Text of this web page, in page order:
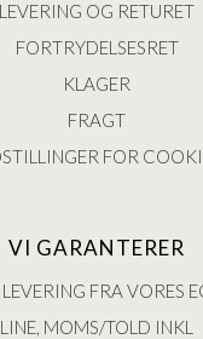
LEVERING OG RETURET
FORTRYDELSESRET
KLAGER
FRAGT
FOR
VI GARANTERER
FRA VORES
MOMS/TOLD INKL